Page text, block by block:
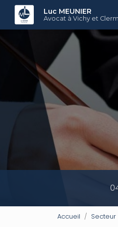
Aller
contenu
Luc MEUNIER
Avocat à Vichy et
Accueil Secteur